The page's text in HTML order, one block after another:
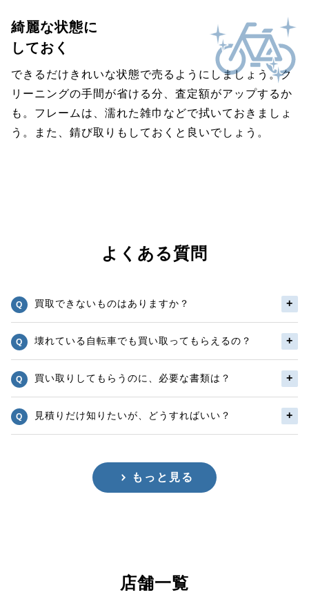
綺麗な状態に
しておく
できるだけきれいな状態で売るようにしましょう。ク
リーニングの手間が省ける分、査定額がアップするか
も。フレームは、濡れた雑巾などで拭いておきましょ
う。また、錆び取りもしておくと良いでしょう。
よくある質問
買取できないものはありますか？
壊れている自転車でも買い取ってもらえるの？
買い取りしてもらうのに、必要な書類は？
見積りだけ知りたいが、どうすればいい？
もっと見る
店舗一覧